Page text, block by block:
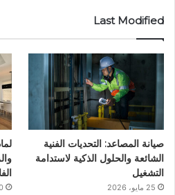
ب
و
ك
ت
ر
ك
د
إ
ن
Last Modified
صيانة المصاعد: التحديات الفنية
الشائعة والحلول الذكية لاستدامة
التشغيل
25 مايو، 2026 20